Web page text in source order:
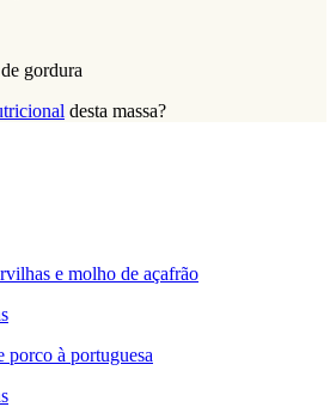
gordura
desta massa?
e molho de açafrão
porco à portuguesa